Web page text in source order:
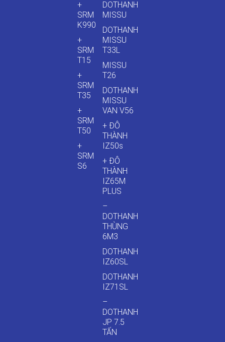
+
SRM
K990
+
SRM
T15
+
SRM
T35
+
SRM
T50
+
SRM
S6
DOTHANH
MISSU
DOTHANH
MISSU
T33L
MISSU
T26
DOTHANH
MISSU
VAN V56
+ ĐÔ
THÀNH
IZ50s
+ ĐÔ
THÀNH
IZ65M
PLUS
–
DOTHANH
THÙNG
6M3
DOTHANH
IZ60SL
DOTHANH
IZ71SL
–
DOTHANH
JP 7.5
TẤN